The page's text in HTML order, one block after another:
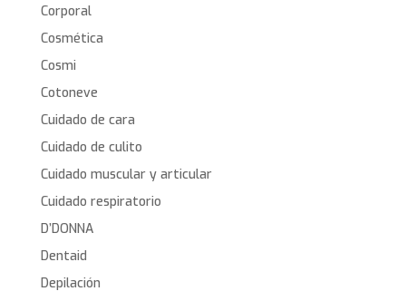
Corporal
Cosmética
Cosmi
Cotoneve
Cuidado de cara
Cuidado de culito
Cuidado muscular y articular
Cuidado respiratorio
D’DONNA
Dentaid
Depilación